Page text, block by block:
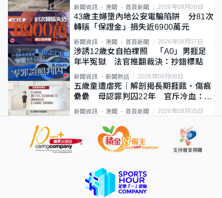
新聞資訊 港聞 首頁新聞 2026年08月08日
43歲主婦墮內地公安電騙陷阱 分81次
轉賬「保證金」損失近6900萬元
新聞資訊 港聞 首頁新聞 2026年08月07日
涉誘12歲女自拍祼照 「A0」男捱足
年半冤獄 法官推翻裁決：抄錯標點
新聞資訊 新聞熱話 2026年08月06日
五歲童遭虐死｜解剖揭長期捱餓、傷痕
纍纍 母認罪判囚22年 官斥冷血：同
類案最惡劣
新聞資訊 港聞 首頁新聞 2026年08月05日